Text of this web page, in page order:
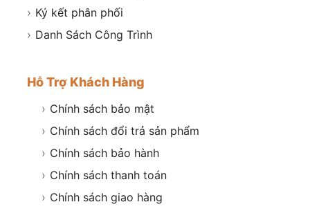
› Ký kết phân phối
› Danh Sách Công Trình
Hỗ Trợ Khách Hàng
› Chính sách bảo mật
› Chính sách đổi trả sản phẩm
› Chính sách bảo hành
› Chính sách thanh toán
› Chính sách giao hàng